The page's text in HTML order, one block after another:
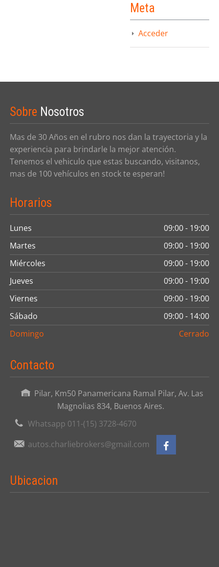
Meta
Acceder
Sobre Nosotros
Mas de 30 Años en el rubro nos dan la trayectoria y la
experiencia para brindarle la mejor atención.
Tenemos el vehiculo que estas buscando, visitanos,
mas de 100 vehículos en stock te esperan!
Horarios
Lunes
09:00 - 19:00
Martes
09:00 - 19:00
Miércoles
09:00 - 19:00
Jueves
09:00 - 19:00
Viernes
09:00 - 19:00
Sábado
09:00 - 14:00
Domingo
Cerrado
Contacto
Pilar, Km50 Panamericana Ramal Pilar, Av. Las
Magnolias 834, Buenos Aires.
Whatsapp 011-(15) 3728-4670
autos.charliebrokers@gmail.com
Ubicacion